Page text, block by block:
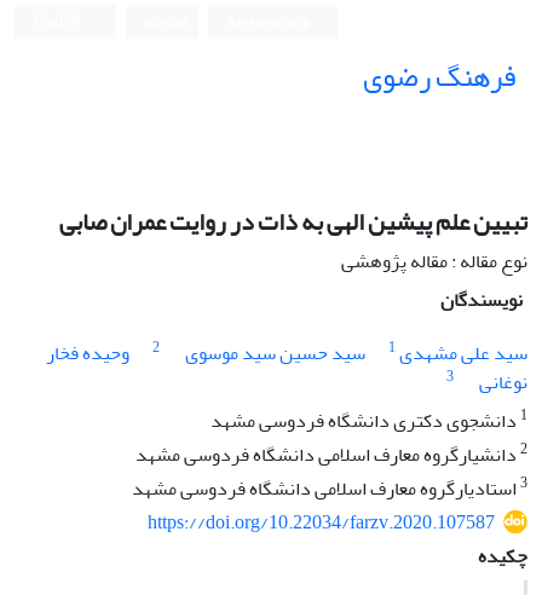
فرهنگ رضوی
تبیین علم پیشین الهی به ذات در روایت عمران صابی
نوع مقاله : مقاله پژوهشی
نویسندگان
سید علی مشهدی1 سید حسین سید موسوی 2
وحیده فخار
نوغانی
3
1 دانشجوی دکتری دانشگاه فردوسی مشهد
2دانشیارگروه معارف اسلامی دانشگاه فردوسی مشهد
3استادیارگروه معارف اسلامی دانشگاه فردوسی مشهد
https://doi.org/10.22034/farzv.2020.107587
چکیده